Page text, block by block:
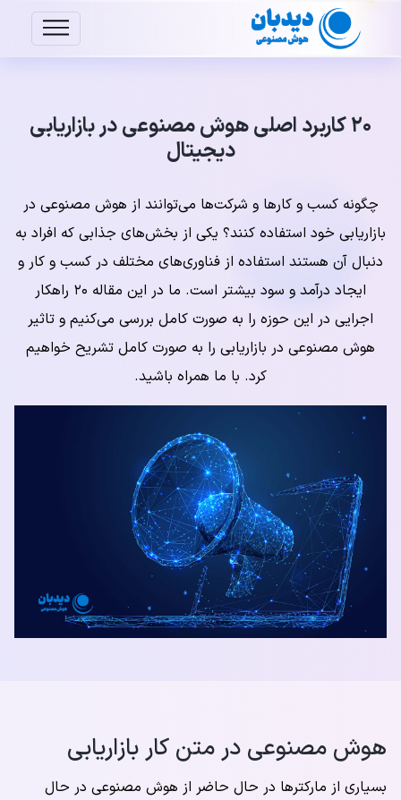
۲۰ کاربرد اصلی هوش مصنوعی در بازاریابی
دیجیتال
چگونه کسب و کارها و شرکت‌ها می‌توانند از هوش مصنوعی در
بازاریابی خود استفاده کنند؟ یکی از بخش‌های جذابی که افراد به
دنبال آن هستند استفاده از فناوری‌های مختلف در کسب و کار و
ایجاد درآمد و سود بیشتر است. ما در این مقاله ۲۰ راهکار
اجرایی در این حوزه را به صورت کامل بررسی می‌کنیم و تاثیر
هوش مصنوعی در بازاریابی را به صورت کامل تشریح خواهیم
کرد. با ما همراه باشید.
هوش مصنوعی در متن کار بازاریابی
بسیاری از مارکترها در حال حاضر از هوش مصنوعی در حال